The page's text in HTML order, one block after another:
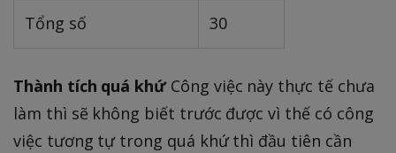
Tổng số 30
Thành tích quá khứCông việc này thực tế chưa
làm thì sẽ không biết trước được vì thế có công
việc tương tự trong quá khứ thì đầu tiên cần